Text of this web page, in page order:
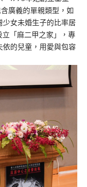
廣義的單親類型，如
女未婚生子的比率居
立「麻二甲之家」，專
的兒童，用愛與包容